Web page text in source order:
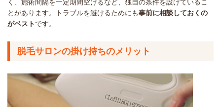
く、施術間隔を一定期間空けるなど、独自の条件を設けているこ
とがあります。トラブルを避けるためにも事前に相談しておくの
がベストです。
脱毛サロンの掛け持ちのメリット